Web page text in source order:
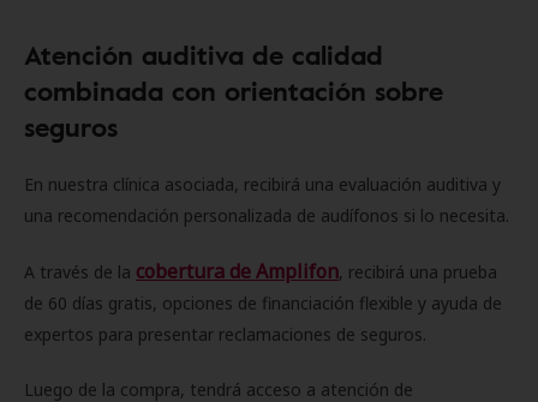
Atención auditiva de calidad
combinada con orientación sobre
seguros
En nuestra clínica asociada, recibirá una evaluación auditiva y
una recomendación personalizada de audífonos si lo necesita.
A través de la cobertura de Amplifon, recibirá una prueba
de 60 días gratis, opciones de financiación flexible y ayuda de
expertos para presentar reclamaciones de seguros.
Luego de la compra, tendrá acceso a atención de